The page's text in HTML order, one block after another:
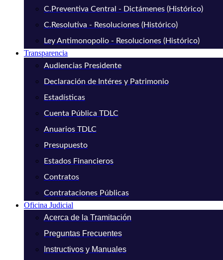
C.Preventiva Central - Dictámenes (Histórico)
C.Resolutiva - Resoluciones (Histórico)
Ley Antimonopolio - Resoluciones (Histórico)
Transparencia
Audiencias Presidente
Declaración de Intéres y Patrimonio
Estadísticas
Cuenta Pública TDLC
Anuarios TDLC
Presupuesto
Estados Financieros
Contratos
Contrataciones Públicas
Oficina Judicial
Acerca de la Tramitación
Preguntas Frecuentes
Instructivos y Manuales